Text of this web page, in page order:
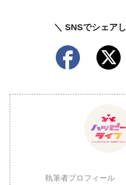
＼ SNSでシェア
執筆者プロフィール